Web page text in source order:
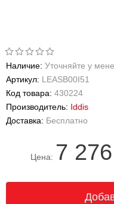
Наличие: Уточняйте у
Артикул: LEASB00I51
Код товара: 430224
Производитель: Iddis
Доставка: Бесплатно
Цена: 7